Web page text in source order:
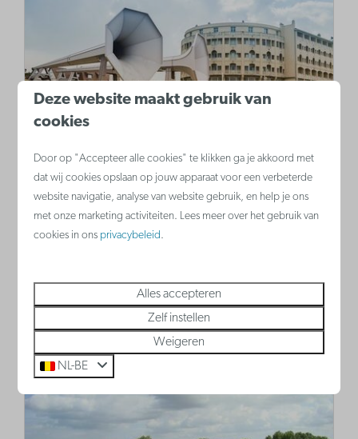
De Rotonde
Of je nu gek bent op architectuur of niet, je
kan Westende gewoonweg niét bezocht
hebben zonder het Grand Hôtel Belle Vue,
beter gekend als 'De Rotonde',
Meer
Deze website maakt gebruik van
cookies
Door op "Accepteer alle cookies" te klikken ga je akkoord met
dat wij cookies opslaan op jouw apparaat voor een verbeterde
website navigatie, analyse van website gebruik, en help je ons
met onze marketing activiteiten. Lees meer over het gebruik van
cookies in ons privacybeleid.
Alles accepteren
Zelf instellen
Weigeren
NL-BE